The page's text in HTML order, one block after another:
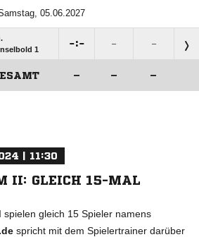
05.06.2027
1
: – –
– – –
| 11:30
II: GLEICH 15-MAL
spielen gleich 15 Spieler namens
spricht mit dem Spielertrainer darüber